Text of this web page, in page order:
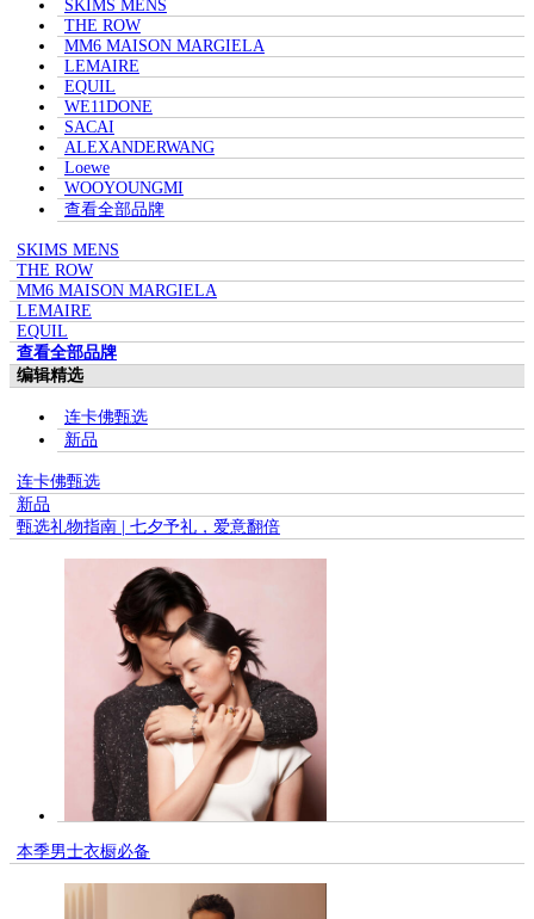
SKIMS MENS
THE ROW
MM6 MAISON MARGIELA
LEMAIRE
EQUIL
WE11DONE
SACAI
ALEXANDERWANG
Loewe
WOOYOUNGMI
查看全部品牌
SKIMS MENS
THE ROW
MM6 MAISON MARGIELA
LEMAIRE
EQUIL
查看全部品牌
编辑精选
连卡佛甄选
新品
连卡佛甄选
新品
甄选礼物指南 | 七夕予礼，爱意翻倍
本季男士衣橱必备